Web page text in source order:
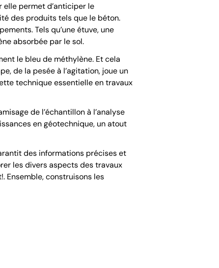
elle permet d’anticiper le
des produits tels que le béton.
Tels qu’une étuve, une
absorbée par le sol.
le bleu de méthylène. Et cela
de la pesée à l’agitation, joue un
technique essentielle en travaux
de l’échantillon à l’analyse
en géotechnique, un atout
des informations précises et
les divers aspects des travaux
Ensemble, construisons les